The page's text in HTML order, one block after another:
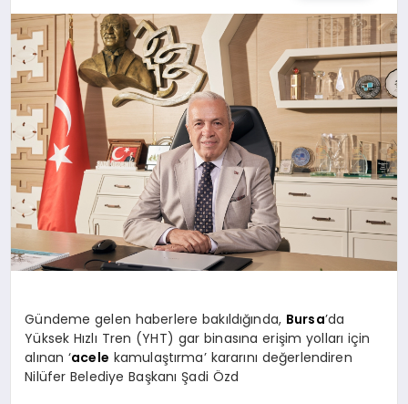
SPOR
YAŞAM
Gündeme gelen haberlere bakıldığında, Bursa’da
Yüksek Hızlı Tren (YHT) gar binasına erişim yolları için
alınan ‘acele kamulaştırma’ kararını değerlendiren
Nilüfer Belediye Başkanı Şadi Özd